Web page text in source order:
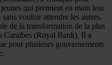
qui prennent en main leur
sans vouloir attendre les autres.
de la transformation de la plus
Caraïbes (Royal Bank). Il a
pour plusieurs gouvernements